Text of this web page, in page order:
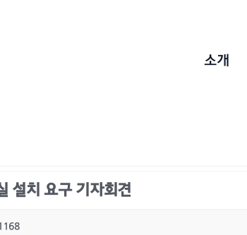
소개
설치 요구 기자회견